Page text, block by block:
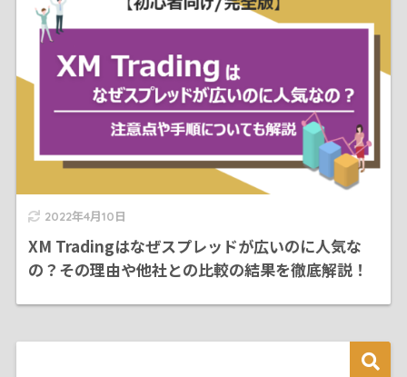
2022年4月10日
XM Tradingはなぜスプレッドが広いのに人気な
の？その理由や他社との比較の結果を徹底解説！